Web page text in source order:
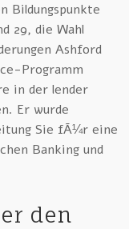
Bildungspunkte
29, die Wahl
Ashford
Programm
in der lender
Er wurde
Sie fÃ¼r eine
Banking und
den